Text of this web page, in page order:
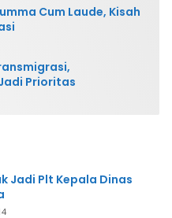
Cum Laude, Kisah
Prioritas
Jadi Plt Kepala Dinas